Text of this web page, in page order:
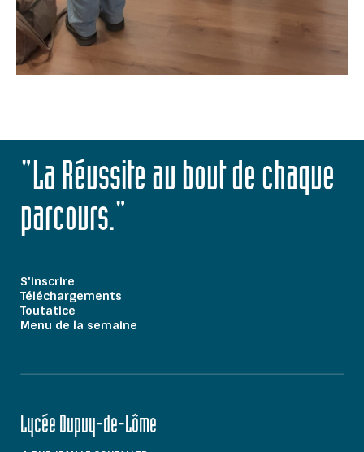
"La Réussite au bout de chaque
parcours."
S'inscrire
Téléchargements
Toutatice
Menu de la semaine
Lycée Dupuy-de-Lôme